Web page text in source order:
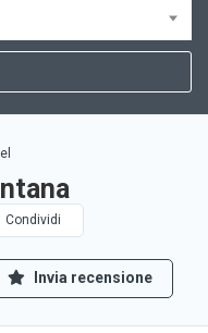
Condividi
Invia recensione